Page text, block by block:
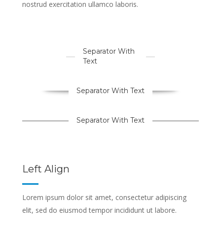
nostrud exercitation ullamco laboris.
Separator With
Text
Separator With Text
Separator With Text
Left Align
Lorem ipsum dolor sit amet, consectetur adipiscing
elit, sed do eiusmod tempor incididunt ut labore.